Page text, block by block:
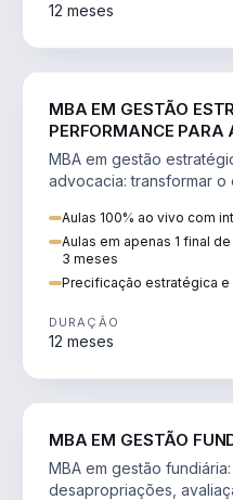
12 meses
MBA EM GESTÃO
PERFORMANCE PARA
MBA em gestão
advocacia: transformar
Aulas 100% ao vivo com
Aulas em apenas 1 final
3 meses
Precificação estratégica
DURAÇÃO
12 meses
MBA EM GESTÃO
MBA em gestão
desapropriações,